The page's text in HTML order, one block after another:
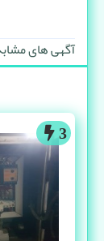
آگهی های
3